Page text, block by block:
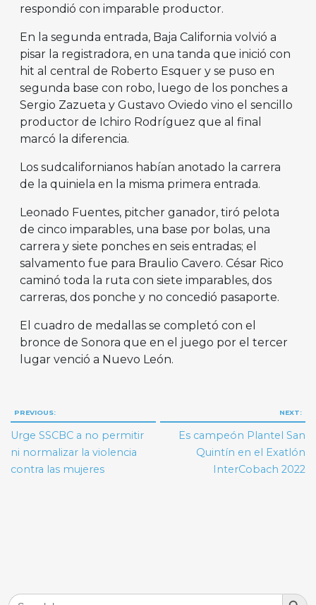
respondió con imparable productor.
En la segunda entrada, Baja California volvió a
pisar la registradora, en una tanda que inició con
hit al central de Roberto Esquer y se puso en
segunda base con robo, luego de los ponches a
Sergio Zazueta y Gustavo Oviedo vino el sencillo
productor de Ichiro Rodríguez que al final
marcó la diferencia.
Los sudcalifornianos habían anotado la carrera
de la quiniela en la misma primera entrada.
Leonado Fuentes, pitcher ganador, tiró pelota
de cinco imparables, una base por bolas, una
carrera y siete ponches en seis entradas; el
salvamento fue para Braulio Cavero. César Rico
caminó toda la ruta con siete imparables, dos
carreras, dos ponche y no concedió pasaporte.
El cuadro de medallas se completó con el
bronce de Sonora que en el juego por el tercer
lugar venció a Nuevo León.
Navegación
de
entradas
PREVIOUS:
Urge SSCBC a no permitir
ni normalizar la violencia
contra las mujeres
NEXT:
Es campeón Plantel San
Quintín en el Exatlón
InterCobach 2022
Search
Search